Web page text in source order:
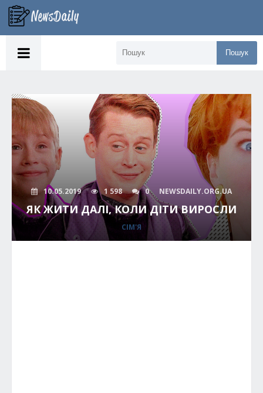
Пошук
10.05.2019 1 598 0 NEWSDAILY.ORG.UA
ЯК ЖИТИ ДАЛІ, КОЛИ ДІТИ ВИРОСЛИ
СІМ'Я